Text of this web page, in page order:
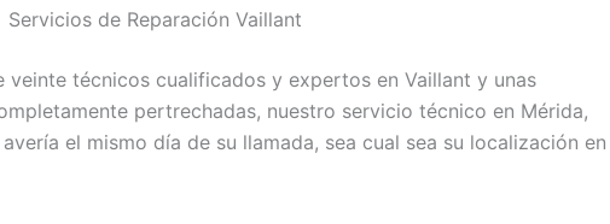
Servicios de Reparación Vaillant
veinte técnicos cualificados y expertos en Vaillant y unas
pertrechadas, nuestro servicio técnico en Mérida,
el mismo día de su llamada, sea cual sea su localización en